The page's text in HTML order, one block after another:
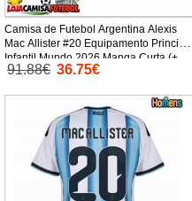
Camisa de Futebol Argentina Alexis
Mac Allister #20 Equipamento Principal
Infantil Mundo 2026 Manga Curta (+
Calças curtas)
91.88€ 36.75€